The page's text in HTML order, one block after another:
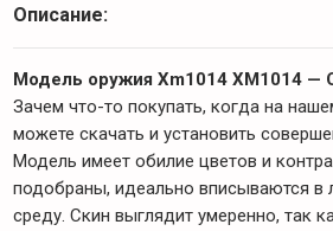
Описание:
Модель оружия Xm1014 XM1014 —
Зачем что-то покупать, когда на
можете скачать и установить
Модель имеет обилие цветов и
подобраны, идеально вписываются
среду. Скин выглядит умеренно, так